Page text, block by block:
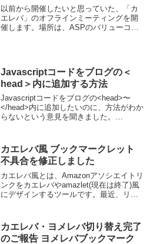
以前から開催したいと思っていた、「カ
エレバ」のオフラインミーティングを開
催します。場所は、ASPのバリューコマ
Javascriptコードをブログの＜
head＞内に追加する方法
Javascriptコードをブログの<head>〜
</head>内に追加したいのに、方法がわか
らないという意見を聞きました。
親テーマのheader.ph...
カエレバ風 ブックマークレット
不具合を修正しました
カエレバ風とは、Amazonアソシエイトリ
ンクをカエレバやamazlet(現在は終了)風
にデザインするツールです。最近、リン
んから連絡がありました。調べてみる
と、Ama...
カエレバ・ヨメレバ切り替え完了
のご報告 ヨメレバブックマーク